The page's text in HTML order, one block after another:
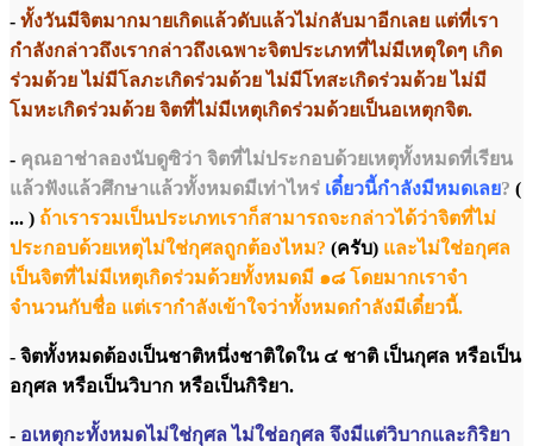
- ทั้งวันมีจิตมากมายเกิดแล้วดับแล้วไม่กลับมาอีกเลย แต่ที่เรา
กำลังกล่าวถึงเรากล่าวถึงเฉพาะจิตประเภทที่ไม่มีเหตุใดๆ เกิด
ร่วมด้วย ไม่มีโลภะเกิดร่วมด้วย ไม่มีโทสะเกิดร่วมด้วย ไม่มี
โมหะเกิดร่วมด้วย จิตที่ไม่มีเหตุเกิดร่วมด้วยเป็นอเหตุกจิต.
- คุณอาช่าลองนับดูซิว่า จิตที่ไม่ประกอบด้วยเหตุทั้งหมดที่เรียน
แล้วฟังแล้วศึกษาแล้วทั้งหมดมีเท่าไหร่ เดี๋ยวนี้กำลังมีหมดเลย? (
... ) ถ้าเรารวมเป็นประเภทเราก็สามารถจะกล่าวได้ว่าจิตที่ไม่
ประกอบด้วยเหตุไม่ใช่กุศลถูกต้องไหม? (ครับ) และไม่ใช่อกุศล
เป็นจิตที่ไม่มีเหตุเกิดร่วมด้วยทั้งหมดมี ๑๘ โดยมากเราจำ
จำนวนกับชื่อ แต่เรากำลังเข้าใจว่าทั้งหมดกำลังมีเดี๋ยวนี้.
- จิตทั้งหมดต้องเป็นชาติหนึ่งชาติใดใน ๔ ชาติ เป็นกุศล หรือเป็น
อกุศล หรือเป็นวิบาก หรือเป็นกิริยา.
- อเหตุกะทั้งหมดไม่ใช่กุศล ไม่ใช่อกุศล จึงมีแต่วิบากและกิริยา